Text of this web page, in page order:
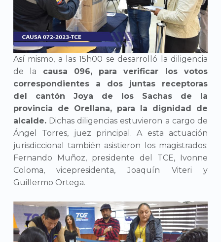
Así mismo, a las 15h00 se desarrolló la diligencia
de la causa 096, para verificar los votos
correspondientes a dos juntas receptoras
del cantón Joya de los Sachas de la
provincia de Orellana, para la dignidad de
alcalde.Dichas diligencias estuvieron a cargo de
Ángel Torres, juez principal. A esta actuación
jurisdiccional también asistieron los magistrados:
Fernando Muñoz, presidente del TCE, Ivonne
Coloma, vicepresidenta, Joaquín Viteri y
Guillermo Ortega.